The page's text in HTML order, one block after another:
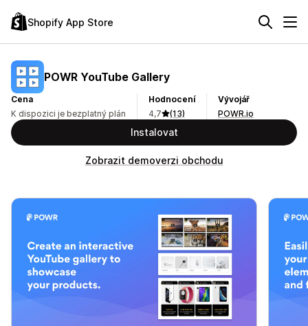
Shopify App Store
POWR YouTube Gallery
Cena
K dispozici je bezplatný plán
Hodnocení
4,7
(13)
Vývojář
POWR.io
Instalovat
Zobrazit demoverzi obchodu